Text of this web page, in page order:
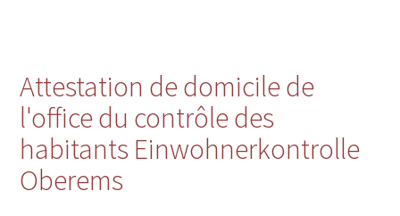
Attestation de domicile de
l'office du contrôle des
habitants Einwohnerkontrolle
Oberems